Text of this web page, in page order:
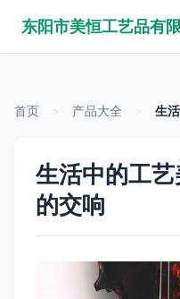
首页 产品大全 生
生活中的工
的交响